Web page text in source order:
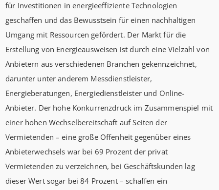
für Investitionen in energieeffiziente Technologien
geschaffen und das Bewusstsein für einen nachhaltigen
Umgang mit Ressourcen gefördert. Der Markt für die
Erstellung von Energieausweisen ist durch eine Vielzahl von
Anbietern aus verschiedenen Branchen gekennzeichnet,
darunter unter anderem Messdienstleister,
Energieberatungen, Energiedienstleister und Online-
Anbieter. Der hohe Konkurrenzdruck im Zusammenspiel mit
einer hohen Wechselbereitschaft auf Seiten der
Vermietenden – eine große Offenheit gegenüber eines
Anbieterwechsels war bei 69 Prozent der privat
Vermietenden zu verzeichnen, bei Geschäftskunden lag
dieser Wert sogar bei 84 Prozent – schaffen ein